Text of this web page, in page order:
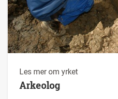
Les mer om yrket
Arkeolog